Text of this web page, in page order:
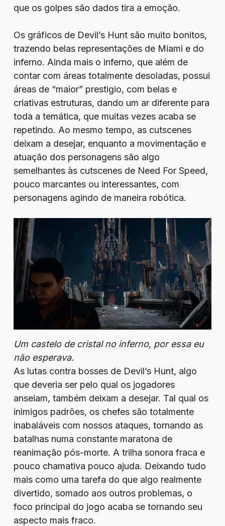
que os golpes são dados tira a emoção.
Os gráficos de Devil’s Hunt são muito bonitos,
trazendo belas representações de Miami e do
inferno. Ainda mais o inferno, que além de
contar com áreas totalmente desoladas, possui
áreas de “maior” prestigio, com belas e
criativas estruturas, dando um ar diferente para
toda a temática, que muitas vezes acaba se
repetindo. Ao mesmo tempo, as cutscenes
deixam a desejar, enquanto a movimentação e
atuação dos personagens são algo
semelhantes às cutscenes de Need For Speed,
pouco marcantes ou interessantes, com
personagens agindo de maneira robótica.
Um castelo de cristal no inferno, por essa eu
não esperava.
As lutas contra bosses de Devil’s Hunt, algo
que deveria ser pelo qual os jogadores
anseiam, também deixam a desejar. Tal qual os
inimigos padrões, os chefes são totalmente
inabaláveis com nossos ataques, tornando as
batalhas numa constante maratona de
reanimação pós-morte. A trilha sonora fraca e
pouco chamativa pouco ajuda. Deixando tudo
mais como uma tarefa do que algo realmente
divertido, somado aos outros problemas, o
foco principal do jogo acaba se tornando seu
aspecto mais fraco.